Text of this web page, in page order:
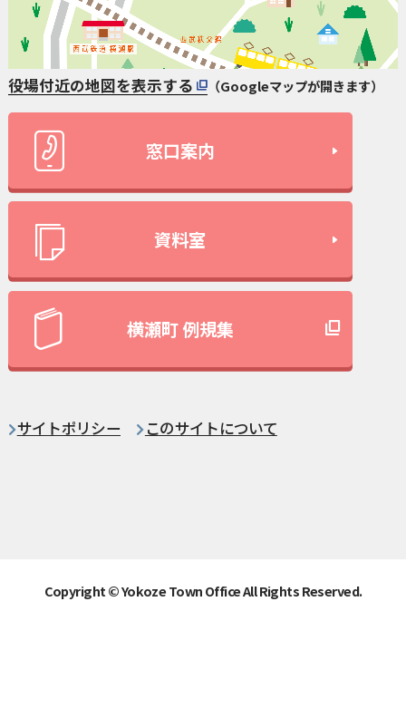
役場付近の地図を表示する （Googleマップが開きます）
窓口案内
資料室
横瀬町 例規集
サイトポリシー このサイトについて
Copyright © Yokoze Town Office All Rights Reserved.